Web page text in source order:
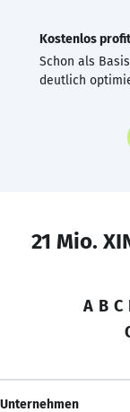
Kostenlos
Schon als
deutlich
21 Mio.
A B C
Unternehmen